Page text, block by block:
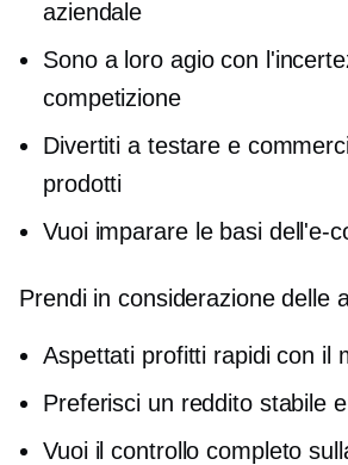
aziendale
Sono a loro agio con
competizione
Divertiti a testare e
prodotti
Vuoi imparare le basi dell'e-
Prendi in considerazione delle
Aspettati profitti rapidi con il
Preferisci un reddito stabile
Vuoi il controllo completo